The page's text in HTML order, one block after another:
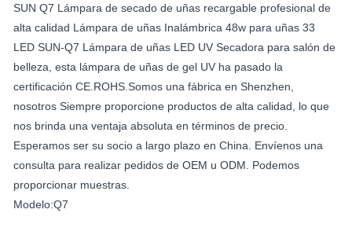
SUN Q7 Lámpara de secado de uñas recargable profesional de
alta calidad Lámpara de uñas Inalámbrica 48w para uñas 33
LED SUN-Q7 Lámpara de uñas LED UV Secadora para salón de
belleza, esta lámpara de uñas de gel UV ha pasado la
certificación CE.ROHS.Somos una fábrica en Shenzhen,
nosotros Siempre proporcione productos de alta calidad, lo que
nos brinda una ventaja absoluta en términos de precio.
Esperamos ser su socio a largo plazo en China. Envíenos una
consulta para realizar pedidos de OEM u ODM. Podemos
proporcionar muestras.
Modelo:Q7